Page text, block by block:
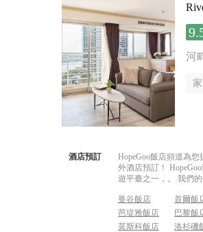
河
酒店預訂
HopeGoo飯店頻道為
外酒店預訂！
遊平臺之一，。 我們
曼谷飯店 首爾飯
芭堤雅飯店
巴黎飯
莫斯科飯店
洛杉磯